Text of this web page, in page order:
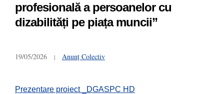
profesională a persoanelor cu
dizabilități pe piața muncii”
19/05/2026 Anunț Colectiv
Prezentare proiect _DGASPC HD